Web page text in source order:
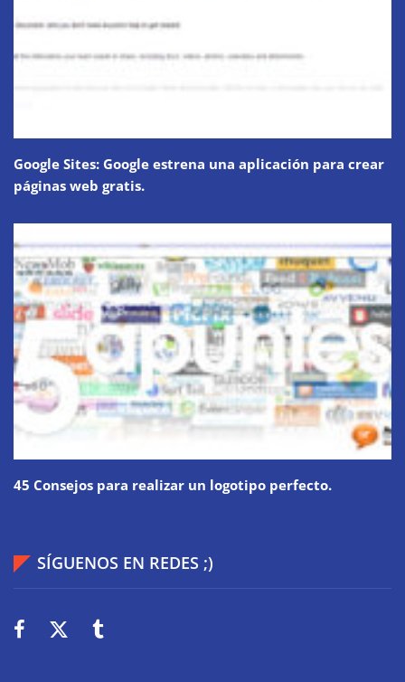
Google Sites: Google estrena una aplicación para crear
páginas web gratis.
45 Consejos para realizar un logotipo perfecto.
SÍGUENOS EN REDES ;)